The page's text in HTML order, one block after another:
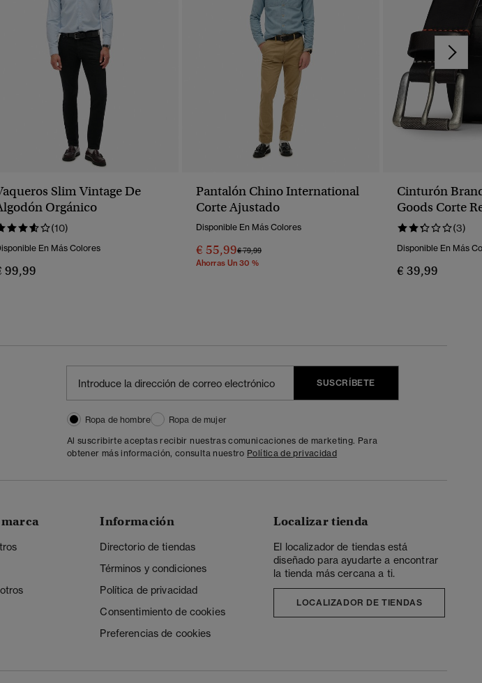
Slim Vintage De
Orgánico
(10)
En Más Colores
99,99
Pantalón Chino International
Corte Ajustado
Disponible En Más Colores
€ 55,99Precio Rebajado De
€ 79,99A
Ahorras Un 30 %
Cinturón
Goods Corte
(3)
Disponible En Más
€ 39,99
SUSCRÍBETE
Ropa de hombre
Ropa de mujer
Al suscribirte aceptas recibir nuestras comunicaciones de marketing. Para
obtener más información, consulta nuestro Política de privacidad
Información
Directorio de tiendas
Términos y condiciones
Política de privacidad
Consentimiento de cookies
Preferencias de cookies
Localizar tienda
El localizador de tiendas está
diseñado para ayudarte a encontrar
la tienda más cercana a ti.
LOCALIZADOR DE TIENDAS